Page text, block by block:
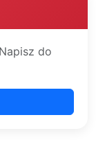
do